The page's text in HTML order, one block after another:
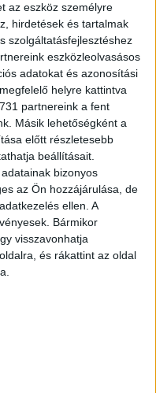
az eszköz személyre
hirdetések és tartalmak
szolgáltatásfejlesztéshez
eszközleolvasásos
adatokat és azonosítási
helyre kattintva
partnereink a fent
Másik lehetőségként a
előtt részletesebb
beállításait.
bizonyos
az Ön hozzájárulása, de
ellen. A
Bármikor
visszavonhatja
és rákattint az oldal
festőművész
sarniensis] ábrázoló
Liliacées című
között. Kézzel
A rézlemezbe
pontokat, ami így a
eredményez, mivel
színezésű
Redouté
udvarában, az ő
botanikai témájú
követően pedig
Bonaparte is